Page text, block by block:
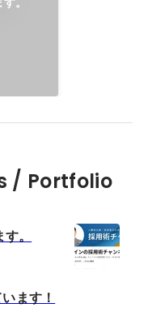
/ Portfolio
。
ます！